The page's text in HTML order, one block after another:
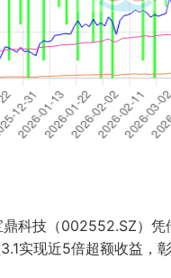
科技（002552.SZ）
实现近5倍超额收益，